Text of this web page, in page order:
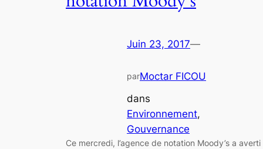
Juin 23, 2017—
parMoctar FICOU
dans
Environnement
Gouvernance
Ce mercredi, l’agence de notation Moody’s a averti